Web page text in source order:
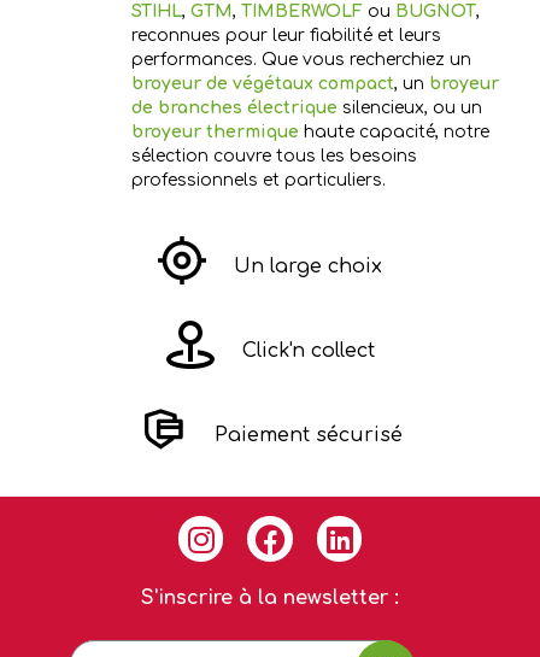
STIHL, GTM, TIMBERWOLF ou BUGNOT,
reconnues pour leur fiabilité et leurs
performances. Que vous recherchiez un
broyeur de végétaux compact, un broyeur
de branches électrique silencieux, ou un
broyeur thermique haute capacité, notre
sélection couvre tous les besoins
professionnels et particuliers.
Un large choix
Click'n collect
Paiement sécurisé
S'inscrire à la newsletter :